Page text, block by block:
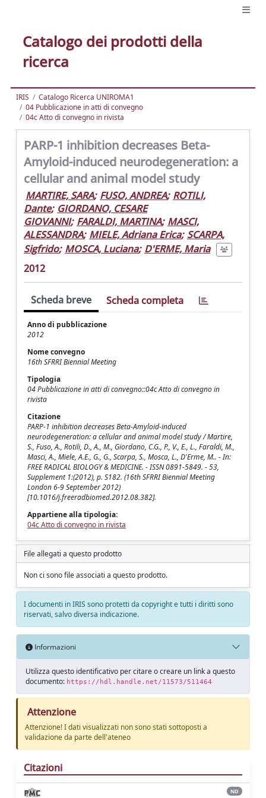
Catalogo dei prodotti della
ricerca
IRIS
Catalogo Ricerca UNIROMA1
04 Pubblicazione in atti di convegno
04c Atto di convegno in rivista
PARP-1 inhibition decreases Beta-
Amyloid-induced neurodegeneration: a
cellular and animal model study
MARTIRE, SARA; FUSO, ANDREA; ROTILI,
Dante; GIORDANO, CESARE
GIOVANNI; FARALDI, MARTINA; MASCI,
ALESSANDRA; MIELE, Adriana Erica; SCARPA,
Sigfrido; MOSCA, Luciana; D'ERME, Maria
2012
Scheda breve Scheda completa
Anno di pubblicazione
2012
Nome convegno
16th SFRRI Biennial Meeting
Tipologia
04 Pubblicazione in atti di convegno::04c Atto di convegno in
rivista
Citazione
PARP-1 inhibition decreases Beta-Amyloid-induced
neurodegeneration: a cellular and animal model study / Martire,
S., Fuso, A., Rotili, D., A., M., Giordano, C.G., P., V., E., L., Faraldi, M.,
Masci, A., Miele, A.E., G., G., Scarpa, S., Mosca, L., D'Erme, M.. - In:
FREE RADICAL BIOLOGY & MEDICINE. - ISSN 0891-5849. - 53,
Supplement 1:(2012), p. S182. (16th SFRRI Biennial Meeting
London 6-9 September 2012)
[10.1016/j.freeradbiomed.2012.08.382].
Appartiene alla tipologia:
04c Atto di convegno in rivista
File allegati a questo prodotto
Non ci sono file associati a questo prodotto.
I documenti in IRIS sono protetti da copyright e tutti i diritti sono
riservati, salvo diversa indicazione.
Informazioni
Utilizza questo identificativo per citare o creare un link a questo
documento: https://hdl.handle.net/11573/511464
Attenzione
Attenzione! I dati visualizzati non sono stati sottoposti a
validazione da parte dell'ateneo
Citazioni
ND